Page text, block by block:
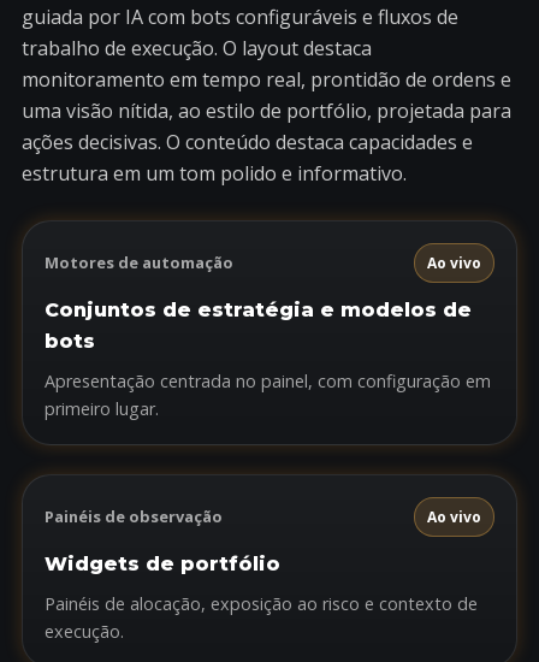
guiada por IA com bots configuráveis e fluxos de
trabalho de execução. O layout destaca
monitoramento em tempo real, prontidão de ordens e
uma visão nítida, ao estilo de portfólio, projetada para
ações decisivas. O conteúdo destaca capacidades e
estrutura em um tom polido e informativo.
Motores de automação Ao vivo
Conjuntos de estratégia e modelos de
bots
Apresentação centrada no painel, com configuração em
primeiro lugar.
Painéis de observação Ao vivo
Widgets de portfólio
Painéis de alocação, exposição ao risco e contexto de
execução.